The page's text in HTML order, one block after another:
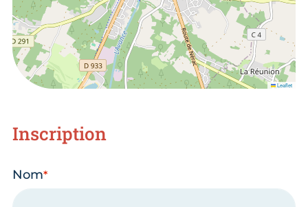
Leaflet
Inscription
Nom